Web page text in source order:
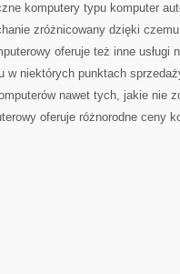
komputery typu komputer
zróżnicowany dzięki
oferuje też inne usługi
w niektórych punktach
nawet tych, jakie nie
oferuje różnorodne ceny